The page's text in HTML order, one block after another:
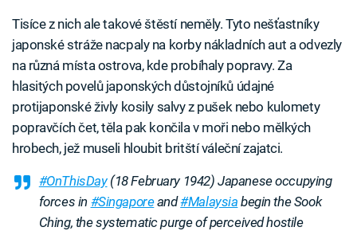
Tisíce z nich ale takové štěstí neměly. Tyto nešťastníky
japonské stráže nacpaly na korby nákladních aut a odvezly
na různá místa ostrova, kde probíhaly popravy. Za
hlasitých povelů japonských důstojníků údajné
protijaponské živly kosily salvy z pušek nebo kulomety
popravčích čet, těla pak končila v moři nebo mělkých
hrobech, jež museli hloubit britští váleční zajatci.
#OnThisDay(18 February 1942) Japanese occupying
forces in #Singaporeand#Malaysia begin the Sook
Ching, the systematic purge of perceived hostile